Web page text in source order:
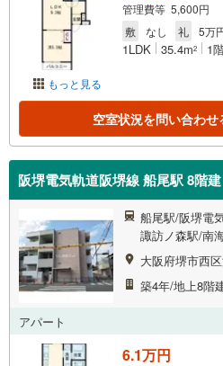
もっと見る
管理費等 5,600円
敷
なし 礼 5万
1LDK 35.4m2 1
空室状況を問い合わせ
阪堺電気軌道阪堺線 船尾駅 8階
船尾駅/阪堺電
諏訪ノ森駅/南
大阪府堺市西
築4年/地上8階
アパート
6.1万円